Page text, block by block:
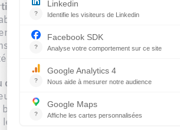
(étape 1). Walt Disney, pour qui
éclairée et offrait tout le confort
Toutes les idées doivent être
la tête des participants: ni budget ni
nécessaire doivent être à la
d’explorateur (étape 2). On évalue
doit avoir des qualités de
» comme on dit). Il voit si
possibilités les plus farfelues ou